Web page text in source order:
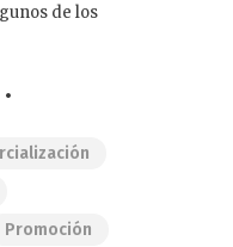
de los
Promoción